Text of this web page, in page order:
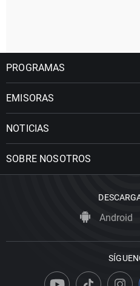
PROGRAMAS
EMISORAS
NOTICIAS
SOBRE NOSOTROS
Android